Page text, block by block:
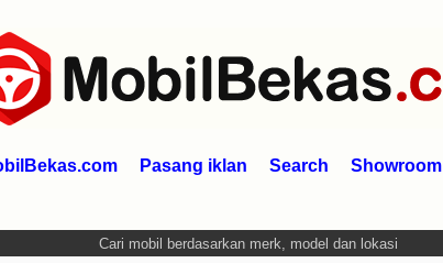
Pasang iklan Search Showroom
Cari mobil berdasarkan merk, model dan lokasi